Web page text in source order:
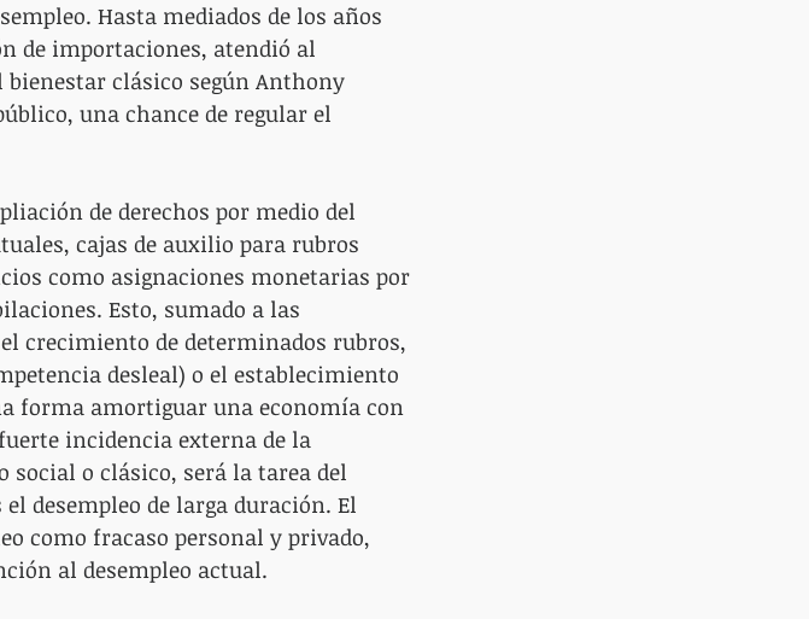
Hasta mediados de los años
de importaciones, atendió al
bienestar clásico según Anthony
una chance de regular el
de derechos por medio del
cajas de auxilio para rubros
como asignaciones monetarias por
Esto, sumado a las
crecimiento de determinados rubros,
desleal) o el establecimiento
forma amortiguar una economía con
incidencia externa de la
social o clásico, será la tarea del
desempleo de larga duración. El
como fracaso personal y privado,
al desempleo actual.